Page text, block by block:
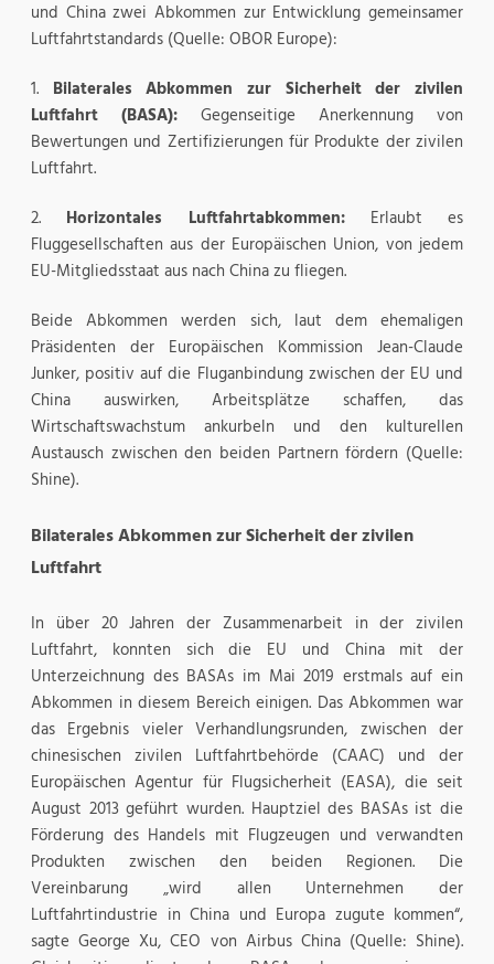
und China zwei Abkommen zur Entwicklung gemeinsamer
Luftfahrtstandards (Quelle: OBOR Europe):
1. Bilaterales Abkommen zur Sicherheit der zivilen
Luftfahrt (BASA): Gegenseitige Anerkennung von
Bewertungen und Zertifizierungen für Produkte der zivilen
Luftfahrt.
2. Horizontales Luftfahrtabkommen:Erlaubt es
Fluggesellschaften aus der Europäischen Union, von jedem
EU-Mitgliedsstaat aus nach China zu fliegen.
Beide Abkommen werden sich, laut dem ehemaligen
Präsidenten der Europäischen Kommission Jean-Claude
Junker, positiv auf die Fluganbindung zwischen der EU und
China auswirken, Arbeitsplätze schaffen, das
Wirtschaftswachstum ankurbeln und den kulturellen
Austausch zwischen den beiden Partnern fördern (Quelle:
Shine).
Bilaterales Abkommen zur Sicherheit der zivilen
Luftfahrt
In über 20 Jahren der Zusammenarbeit in der zivilen
Luftfahrt, konnten sich die EU und China mit der
Unterzeichnung des BASAs im Mai 2019 erstmals auf ein
Abkommen in diesem Bereich einigen. Das Abkommen war
das Ergebnis vieler Verhandlungsrunden, zwischen der
chinesischen zivilen Luftfahrtbehörde (CAAC) und der
Europäischen Agentur für Flugsicherheit (EASA), die seit
August 2013 geführt wurden. Hauptziel des BASAs ist die
Förderung des Handels mit Flugzeugen und verwandten
Produkten zwischen den beiden Regionen. Die
Vereinbarung „wird allen Unternehmen der
Luftfahrtindustrie in China und Europa zugute kommen“,
sagte George Xu, CEO von Airbus China (Quelle: Shine).